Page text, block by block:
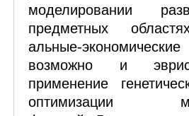
моделировании
предметных
альные-
возможно и
применение
оптимизации